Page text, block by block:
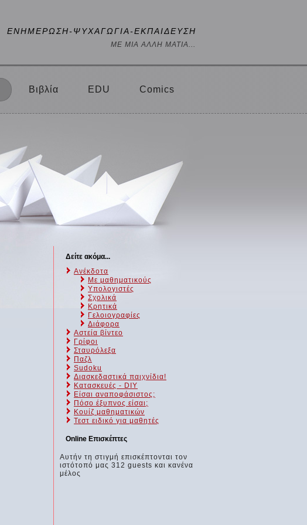
ΕΝΗΜΕΡΩΣΗ-ΨΥΧΑΓΩΓΙΑ-ΕΚΠΑΙΔΕΥΣΗ
ΜΕ ΜΙΑ ΑΛΛΗ ΜΑΤΙΑ...
Βιβλία EDU Comics
Δείτε ακόμα...
Ανέκδοτα
Με μαθηματικούς
Υπολογιστές
Σχολικά
Κρητικά
Γελοιογραφίες
Διάφορα
Αστεία βίντεο
Γρίφοι
Σταυρόλεξα
Παζλ
Sudoku
Διασκεδαστικά παιχνίδια!
Κατασκευές - DIY
Είσαι αναποφάσιστος;
Πόσο έξυπνος είσαι;
Kουίζ μαθηματικών
Τεστ ειδικό για μαθητές
Online Επισκέπτες
Αυτήν τη στιγμή επισκέπτονται τον
ιστότοπό μας 312 guests και κανένα
μέλος